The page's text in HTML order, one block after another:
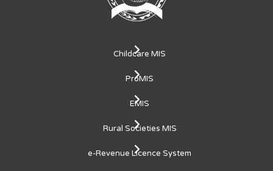
Childcare MIS
ProMIS
EMIS
Rural Societies MIS
e-Revenue Licence System